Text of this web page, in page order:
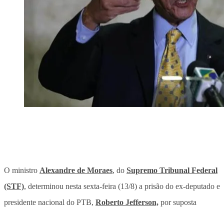
O ministro Alexandre de Moraes, do Supremo Tribunal Federal
(STF), determinou nesta sexta-feira (13/8) a prisão do ex-deputado e
presidente nacional do PTB, Roberto Jefferson, por suposta